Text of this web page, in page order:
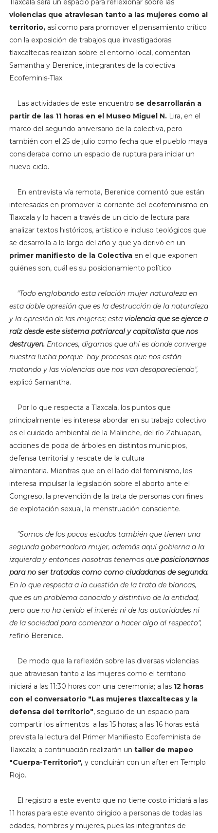
Tlaxcala será un espacio para reflexionar sobre las
violencias que atraviesan tanto a las mujeres como al
territorio,así como para promover el pensamiento crítico
con la exposición de trabajos que investigadoras
tlaxcaltecas realizan sobre el entorno local, comentan
Samantha y Berenice, integrantes de la colectiva
Ecofeminis-Tlax.
Las actividades de este encuentro se desarrollarán a
partir de las 11 horas en el Museo Miguel N.Lira, en el
marco del segundo aniversario de la colectiva, pero
también con el 25 de julio como fecha que el pueblo maya
consideraba como un espacio de ruptura para iniciar un
nuevo ciclo.
En entrevista vía remota, Berenice comentó que están
interesadas en promover la corriente del ecofeminismo en
Tlaxcala y lo hacen a través de un ciclo de lectura para
analizar textos históricos, artístico e incluso teológicos que
se desarrolla a lo largo del año y que ya derivó en un
primer manifiesto de la Colectivaen el que exponen
quiénes son, cuál es su posicionamiento político.
"Todo englobando esta relación mujer naturaleza en
esta doble opresión que es la destrucción de la naturaleza
y la opresión de las mujeres; estaviolencia que se ejerce a
raíz desde este sistema patriarcal y capitalista que nos
destruyen.Entonces, digamos que ahí es donde converge
nuestra lucha porque hay procesos que nos están
matando y las violencias que nos van desapareciendo",
explicó Samantha.
Por lo que respecta a Tlaxcala, los puntos que
principalmente les interesa abordar en su trabajo colectivo
es el cuidado ambiental de la Malinche, del río Zahuapan,
acciones de poda de árboles en distintos municipios,
defensa territorial y rescate de la cultura
alimentaria. Mientras que en el lado del feminismo, les
interesa impulsar la legislación sobre el aborto ante el
Congreso, la prevención de la trata de personas con fines
de explotación sexual, la menstruación consciente.
"Somos de los pocos estados también que tienen una
segunda gobernadora mujer, además aquí gobierna a la
izquierda y entonces nosotras tenemos que posicionarnos
para no ser tratadas como como ciudadanas de segunda.
En lo que respecta a la cuestión de la trata de blancas,
que es un problema conocido y distintivo de la entidad,
pero que no ha tenido el interés ni de las autoridades ni
de la sociedad para comenzar a hacer algo al respecto",
refirió Berenice.
De modo que la reflexión sobre las diversas violencias
que atraviesan tanto a las mujeres como el territorio
iniciará a las 11:30 horas con una ceremonia; a las 12 horas
con el conversatorio "Las mujeres tlaxcaltecas y la
defensa del territorio", seguido de un espacio para
compartir los alimentos a las 15 horas; a las 16 horas está
prevista la lectura del Primer Manifiesto Ecofeminista de
Tlaxcala; a continuación realizarán un taller de mapeo
"Cuerpa-Territorio",y concluirán con un after en Templo
Rojo.
El registro a este evento que no tiene costo iniciará a las
11 horas para este evento dirigido a personas de todas las
edades, hombres y mujeres, pues las integrantes de